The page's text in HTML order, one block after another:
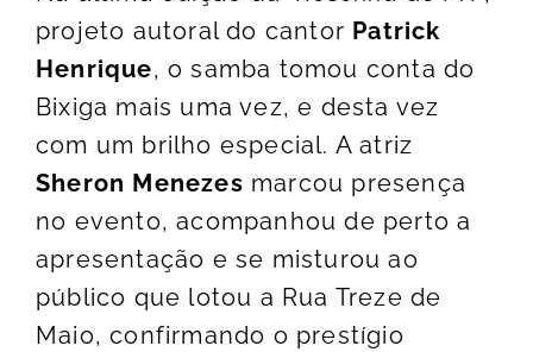
projeto autoral do cantor Patrick
Henrique, o samba tomou conta do
Bixiga mais uma vez, e desta vez
com um brilho especial. A atriz
Sheron Menezes marcou presença
no evento, acompanhou de perto a
apresentação e se misturou ao
público que lotou a Rua Treze de
Maio, confirmando o prestígio